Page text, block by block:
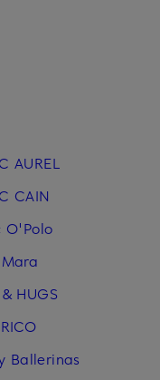
AUREL
CAIN
O'Polo
HUGS
Ballerinas